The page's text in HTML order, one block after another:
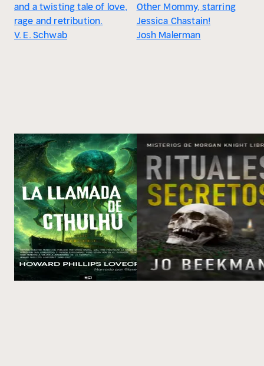
and a twisting tale of love,
rage and retribution.
V. E. Schwab
Other Mommy, starring
Jessica Chastain!
Josh Malerman